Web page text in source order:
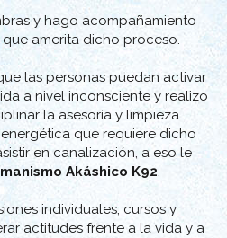
Maestría en Registros
Akashicos
Módulos:
Nivel I
Nivel II
Maestría
Ho´oponopono (Nivel I y II)
y hago acompañamiento
amerita dicho proceso.
las personas puedan activar
a nivel inconsciente y realizo
la asesoría y limpieza
que requiere dicho
en canalización, a eso le
Akáshico K92.
individuales, cursos y
actitudes frente a la vida y a